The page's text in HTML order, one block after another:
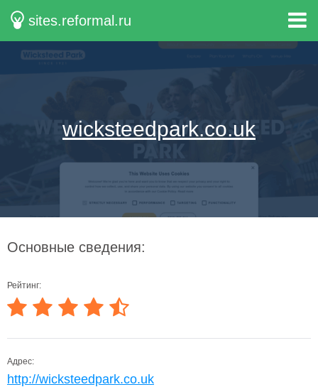
sites.reformal.ru
wicksteedpark.co.uk
Основные сведения:
Рейтинг:
Адрес:
http://wicksteedpark.co.uk